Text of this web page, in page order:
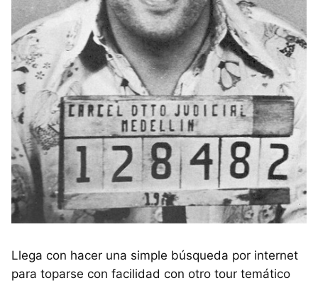
Llega con hacer una simple búsqueda por internet
para toparse con facilidad con otro tour temático